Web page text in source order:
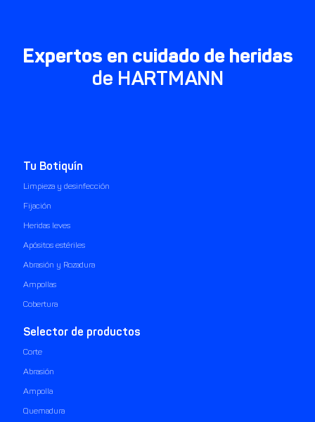
Expertos en cuidado de heridas
de HARTMANN
Tu Botiquín
Limpieza y desinfección
Fijación
Heridas leves
Apósitos estériles
Abrasión y Rozadura
Ampollas
Cobertura
Selector de productos
Corte
Abrasión
Ampolla
Quemadura